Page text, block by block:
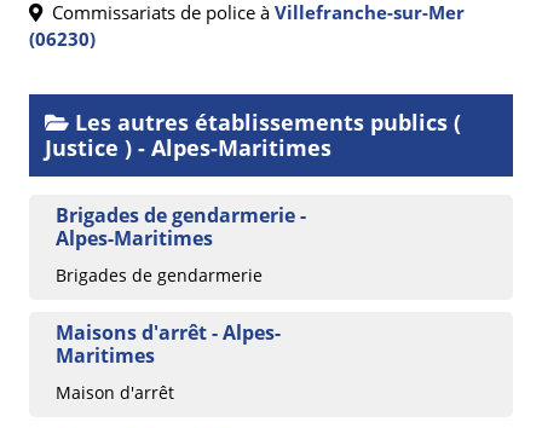
Commissariats de police à Villefranche-sur-Mer
(06230)
Les autres établissements publics (
Justice ) - Alpes-Maritimes
Brigades de gendarmerie -
Alpes-Maritimes
Brigades de gendarmerie
Maisons d'arrêt - Alpes-
Maritimes
Maison d'arrêt